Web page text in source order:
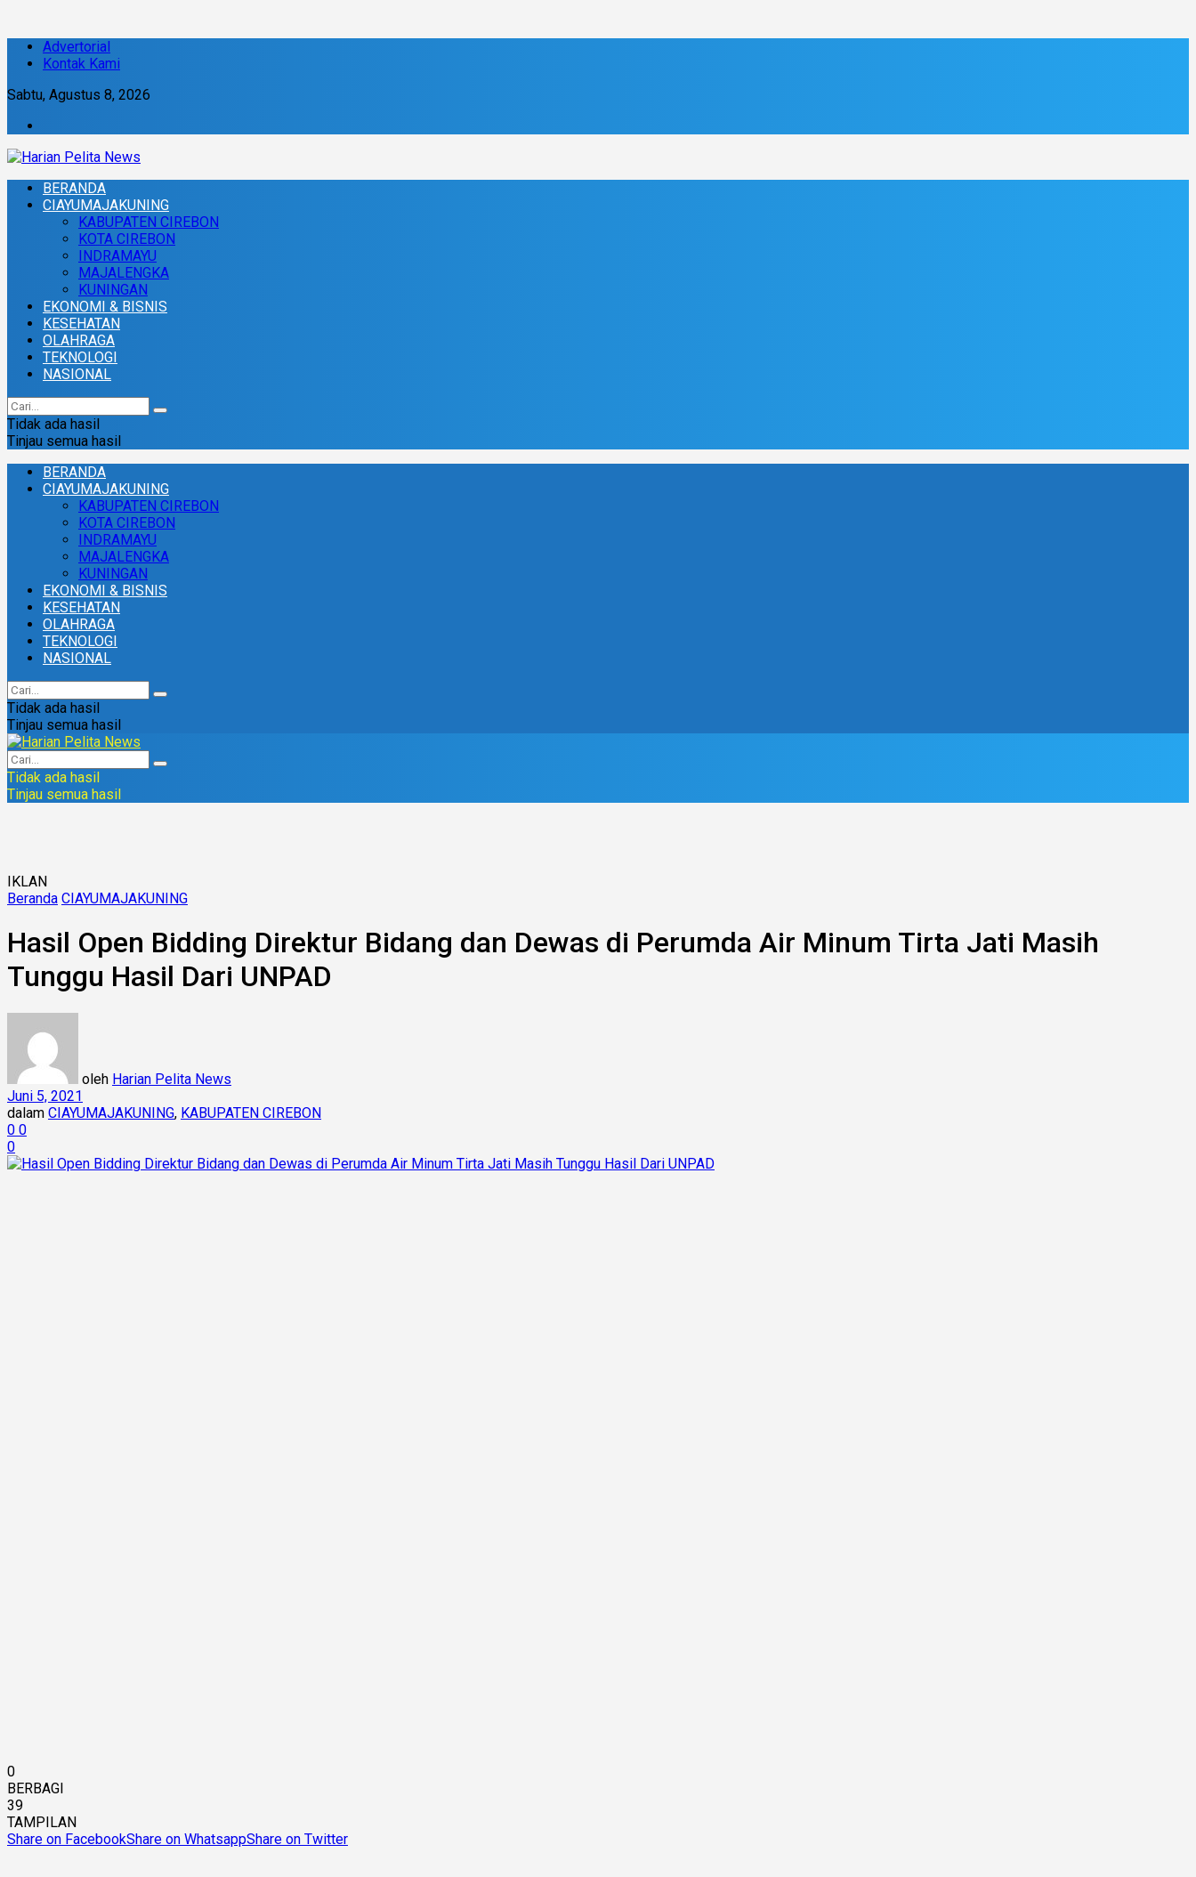
Advertorial
Kontak Kami
Sabtu, Agustus 8, 2026
BERANDA
CIAYUMAJAKUNING
KABUPATEN CIREBON
KOTA CIREBON
INDRAMAYU
MAJALENGKA
KUNINGAN
EKONOMI & BISNIS
KESEHATAN
OLAHRAGA
TEKNOLOGI
NASIONAL
Tidak ada hasil
Tinjau semua hasil
BERANDA
CIAYUMAJAKUNING
KABUPATEN CIREBON
KOTA CIREBON
INDRAMAYU
MAJALENGKA
KUNINGAN
EKONOMI & BISNIS
KESEHATAN
OLAHRAGA
TEKNOLOGI
NASIONAL
Tidak ada hasil
Tinjau semua hasil
Tidak ada hasil
Tinjau semua hasil
IKLAN
Beranda CIAYUMAJAKUNING
Hasil Open Bidding Direktur Bidang dan Dewas di Perumda Air Minum Tirta Jati Masih
Tunggu Hasil Dari UNPAD
oleh Harian Pelita News
Juni 5, 2021
dalam CIAYUMAJAKUNING, KABUPATEN CIREBON
0 0
0
0
BERBAGI
39
TAMPILAN
Share on FacebookShare on WhatsappShare on Twitter